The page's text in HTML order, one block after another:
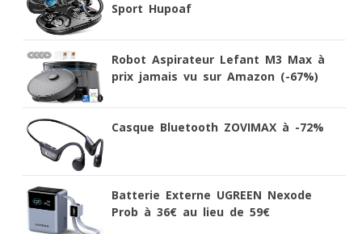
Sport Hupoaf
Robot Aspirateur Lefant M3 Max à
prix jamais vu sur Amazon (-67%)
Casque Bluetooth ZOVIMAX à -72%
Batterie Externe UGREEN Nexode
Prob à 36€ au lieu de 59€